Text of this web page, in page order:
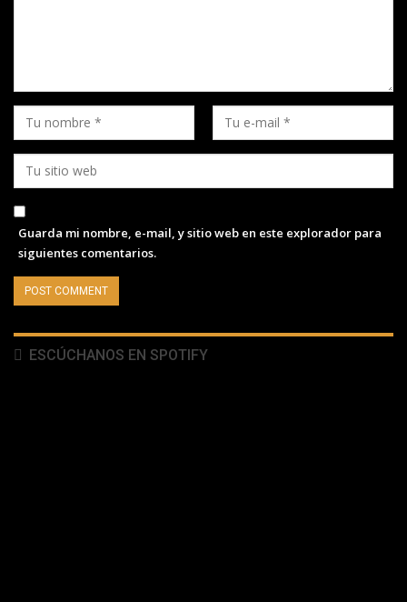
Guarda mi nombre, e-mail, y sitio web en este explorador para
siguientes comentarios.
ESCÚCHANOS EN SPOTIFY